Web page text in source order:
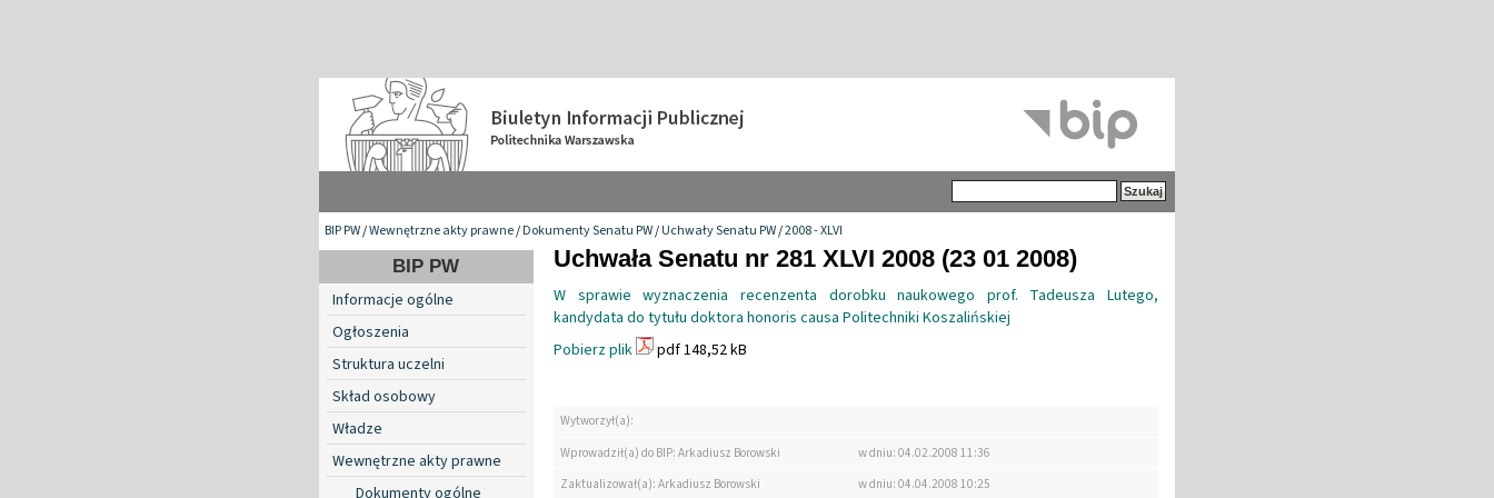
BIP PW/Wewnętrzne akty prawne/Dokumenty Senatu PW/Uchwały Senatu PW/2008 - XLVI
BIP PW
Informacje ogólne
Ogłoszenia
Struktura uczelni
Skład osobowy
Władze
Wewnętrzne akty prawne
Dokumenty ogólne
Uchwała Senatu nr 281 XLVI 2008 (23 01 2008)
W sprawie wyznaczenia recenzenta dorobku naukowego prof. Tadeusza Lutego,
kandydata do tytułu doktora honoris causa Politechniki Koszalińskiej
Pobierz plik
pdf 148,52 kB
Wytworzył(a):
Wprowadził(a) do BIP: Arkadiusz Borowski
w dniu: 04.02.2008 11:36
Zaktualizował(a): Arkadiusz Borowski
w dniu: 04.04.2008 10:25